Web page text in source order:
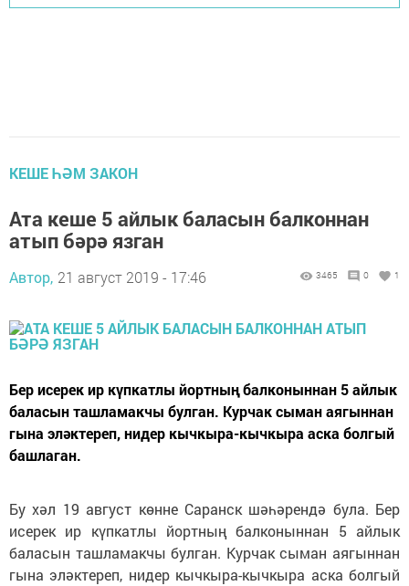
КЕШЕ ҺӘМ ЗАКОН
Ата кеше 5 айлык баласын балконнан
атып бәрә язган
Автор, 21 август 2019 - 17:46 3465 0 1
Бер исерек ир күпкатлы йортның балконыннан 5 айлык
баласын ташламакчы булган. Курчак сыман аягыннан
гына эләктереп, нидер кычкыра-кычкыра аска болгый
башлаган.
Бу хәл 19 август көнне Саранск шәһәрендә була. Бер
исерек ир күпкатлы йортның балконыннан 5 айлык
баласын ташламакчы булган. Курчак сыман аягыннан
гына эләктереп, нидер кычкыра-кычкыра аска болгый